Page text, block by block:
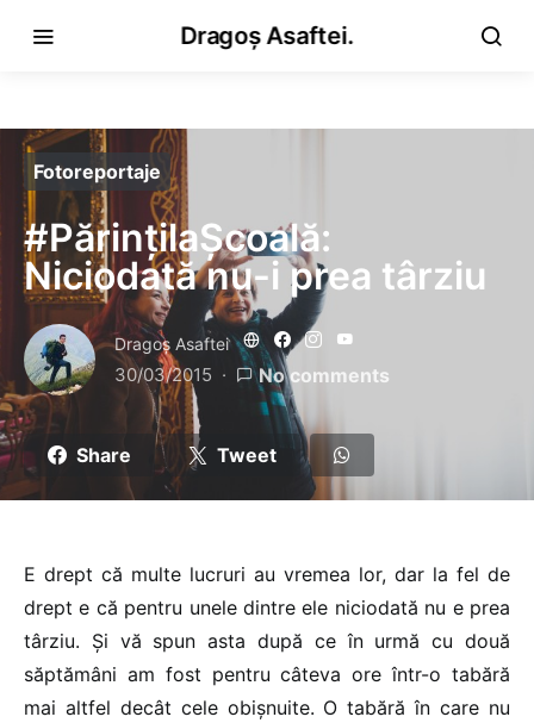
Dragoș Asaftei.
Fotoreportaje
#PărințilaȘcoală:
Niciodată nu-i prea târziu
Dragoş Asaftei
30/03/2015 No comments
Share Tweet
E drept că multe lucruri au vremea lor, dar la fel de
drept e că pentru unele dintre ele niciodată nu e prea
târziu. Și vă spun asta după ce în urmă cu două
săptămâni am fost pentru câteva ore într-o tabără
mai altfel decât cele obișnuite. O tabără în care nu